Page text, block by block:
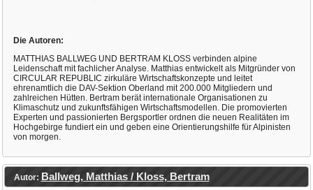
Die Autoren:
MATTHIAS BALLWEG UND BERTRAM KLOSS verbinden alpine
Leidenschaft mit fachlicher Analyse. Matthias entwickelt als Mitgründer von
CIRCULAR REPUBLIC zirkuläre Wirtschaftskonzepte und leitet
ehrenamtlich die DAV-Sektion Oberland mit 200.000 Mitgliedern und
zahlreichen Hütten. Bertram berät internationale Organisationen zu
Klimaschutz und zukunftsfähigen Wirtschaftsmodellen. Die promovierten
Experten und passionierten Bergsportler ordnen die neuen Realitäten im
Hochgebirge fundiert ein und geben eine Orientierungshilfe für Alpinisten
von morgen.
Autor: Ballweg, Matthias / Kloss, Bertram